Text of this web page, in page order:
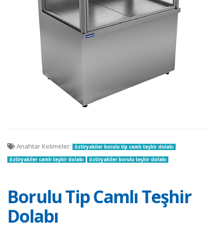
Borulu Tip Camlı Teşhir
Dolabı
Anahtar Kelimeler:
öztiryakiler borulu tip camlı teşhir dolabı
öztiryakiler camlı teşhir dolabı
öztiryakiler borulu teşhir dolabı